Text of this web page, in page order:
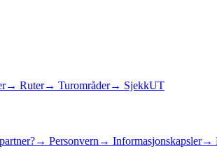
→ Ruter→ Turområder→ SjekkUT
→ Personvern → Informasjonskapsler→